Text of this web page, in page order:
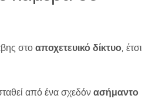
στοαποχετευικό δίκτυο, έτσι
από ένα σχεδόνασήμαντο